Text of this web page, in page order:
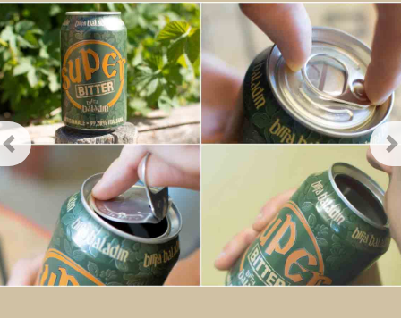
Previous